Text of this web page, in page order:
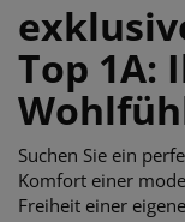
Top 1A:
Suchen Sie ein
Komfort einer
Freiheit einer